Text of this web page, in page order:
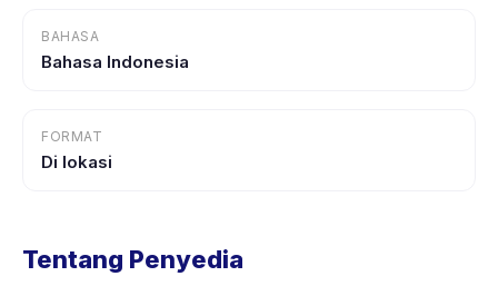
BAHASA
Bahasa Indonesia
FORMAT
Di lokasi
Tentang Penyedia